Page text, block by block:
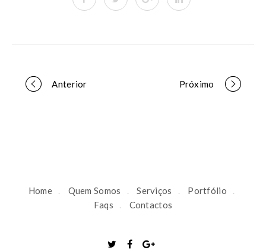
P
Anterior Próximo
Home Quem Somos Serviços
Portfólio
Faqs
Contactos